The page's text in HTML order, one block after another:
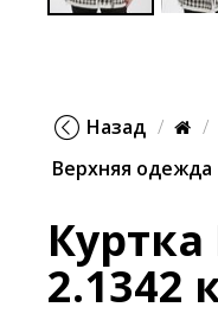
Назад
Верхняя одежда
2.1342